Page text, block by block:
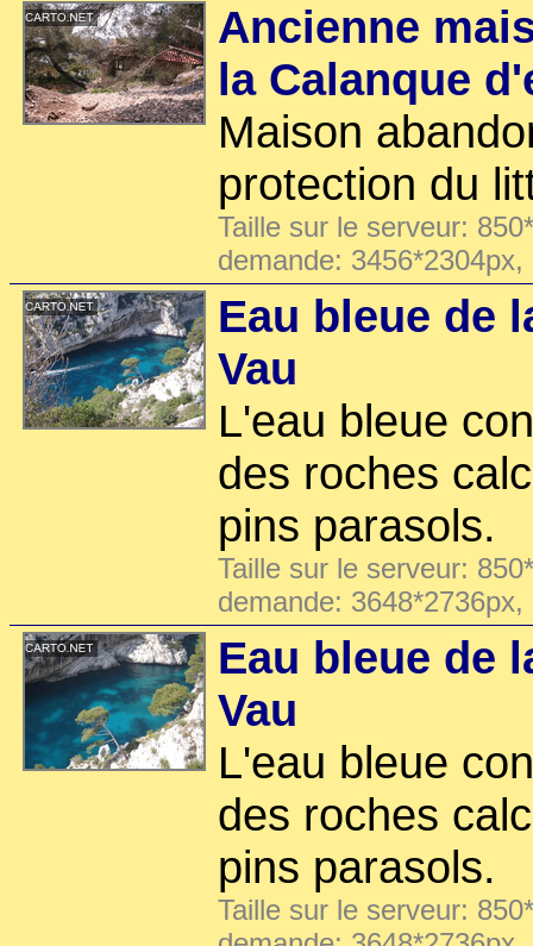
Ancienne
la Calanque
Maison
protection du
Taille sur le serveur:
demande:
Eau bleue de
Vau
L'eau bleue
des roches
pins parasols.
Taille sur le serveur:
demande:
Eau bleue de
Vau
L'eau bleue
des roches
pins parasols.
Taille sur le serveur: